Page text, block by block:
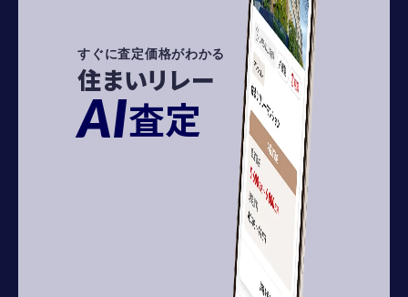
すぐに査定価格がわかる
住まいリレー
AI査定